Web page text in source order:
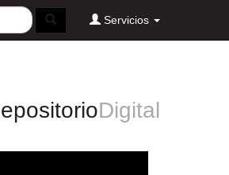
Servicios
Digital